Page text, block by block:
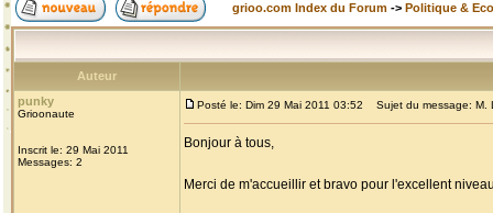
grioo.com Index du Forum -> Politique &
Auteur
punky
Grioonaute
Inscrit le: 29 Mai 2011
Messages: 2
Posté le: Dim 29 Mai 2011 03:52 Sujet du message: M.
Bonjour à tous,
Merci de m'accueillir et bravo pour l'excellent